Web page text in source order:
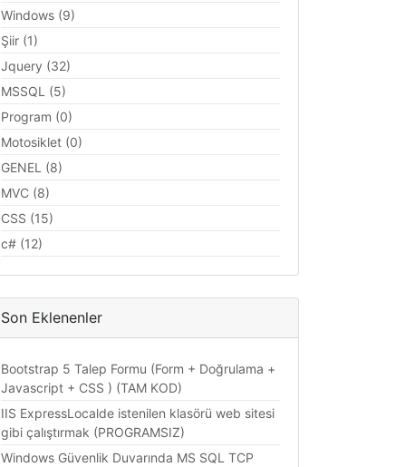
Windows (9)
Şiir (1)
Jquery (32)
MSSQL (5)
Program (0)
Motosiklet (0)
GENEL (8)
MVC (8)
CSS (15)
c# (12)
Son Eklenenler
Bootstrap 5 Talep Formu (Form + Doğrulama +
Javascript + CSS ) (TAM KOD)
IIS ExpressLocalde istenilen klasörü web sitesi
gibi çalıştırmak (PROGRAMSIZ)
Windows Güvenlik Duvarında MS SQL TCP